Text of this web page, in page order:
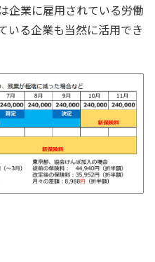
企業に雇用されている労働
いる企業も当然に活用でき